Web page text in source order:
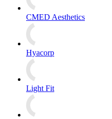
CMED Aesthetics
Hyacorp
Light Fit